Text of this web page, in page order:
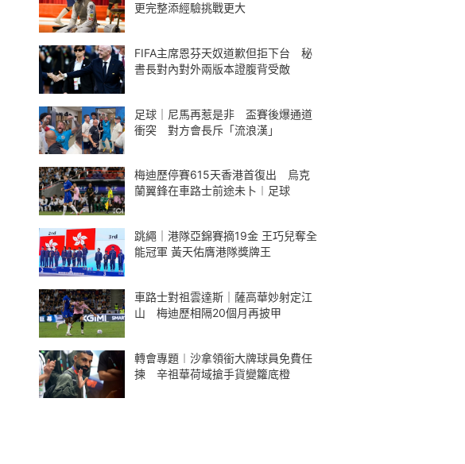
更完整添經驗挑戰更大
FIFA主席恩芬天奴道歉但拒下台 秘
書長對內對外兩版本證腹背受敵
足球｜尼馬再惹是非 盃賽後爆通道
衝突 對方會長斥「流浪漢」
梅迪歷停賽615天香港首復出 烏克
蘭翼鋒在車路士前途未卜︱足球
跳繩｜港隊亞錦賽摘19金 王巧兒奪全
能冠軍 黃天佑膺港隊獎牌王
車路士對祖雲達斯｜薩高華妙射定江
山 梅迪歷相隔20個月再披甲
轉會專題︱沙拿領銜大牌球員免費任
揀 辛祖華荷域搶手貨變籮底橙